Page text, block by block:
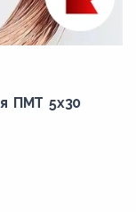
ПМТ 5x30